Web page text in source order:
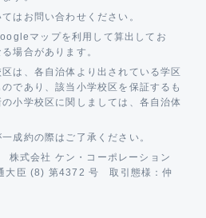
はお問い合わせください。
マップを利用して算出してお
場合があります。
は、各自治体より出されている学区
であり、該当小学校区を保証するも
小学校区に関しましては、各自治体
成約の際はご了承ください。
株式会社 ケン・コーポレーション
大臣 (8) 第4372 号 取引態様：仲